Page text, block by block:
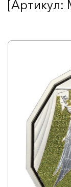
[Артикул: